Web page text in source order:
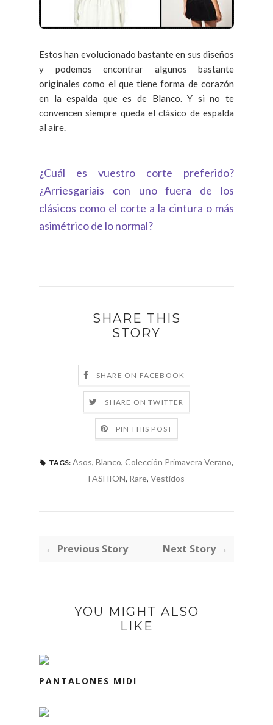
Estos han evolucionado bastante en sus diseños
y podemos encontrar algunos bastante
originales como el que tiene forma de corazón
en la espalda que es de Blanco. Y si no te
convencen siempre queda el clásico de espalda
al aire.
¿Cuál es vuestro corte preferido?
¿Arriesgaríais con uno fuera de los
clásicos como el corte a la cintura o más
asimétrico de lo normal?
SHARE THIS
STORY
SHARE ON FACEBOOK
SHARE ON TWITTER
PIN THIS POST
TAGS: Asos, Blanco, Colección Primavera Verano,
FASHION, Rare, Vestidos
← Previous Story Next Story →
YOU MIGHT ALSO
LIKE
PANTALONES MIDI